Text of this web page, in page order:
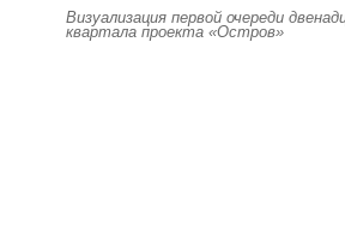
Визуализация первой очереди
квартала проекта «Остров»